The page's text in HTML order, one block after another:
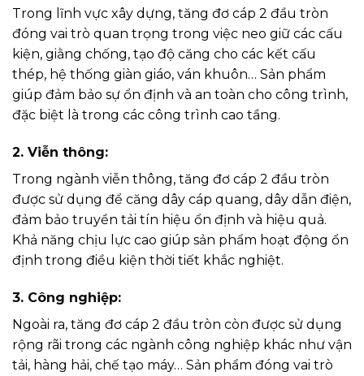
Trong lĩnh vực xây dựng, tăng đơ cáp 2 đầu tròn
đóng vai trò quan trọng trong việc neo giữ các cấu
kiện, giằng chống, tạo độ căng cho các kết cấu
thép, hệ thống giàn giáo, ván khuôn… Sản phẩm
giúp đảm bảo sự ổn định và an toàn cho công trình,
đặc biệt là trong các công trình cao tầng.
2. Viễn thông:
Trong ngành viễn thông, tăng đơ cáp 2 đầu tròn
được sử dụng để căng dây cáp quang, dây dẫn điện,
đảm bảo truyền tải tín hiệu ổn định và hiệu quả.
Khả năng chịu lực cao giúp sản phẩm hoạt động ổn
định trong điều kiện thời tiết khắc nghiệt.
3. Công nghiệp:
Ngoài ra, tăng đơ cáp 2 đầu tròn còn được sử dụng
rộng rãi trong các ngành công nghiệp khác như vận
tải, hàng hải, chế tạo máy… Sản phẩm đóng vai trò